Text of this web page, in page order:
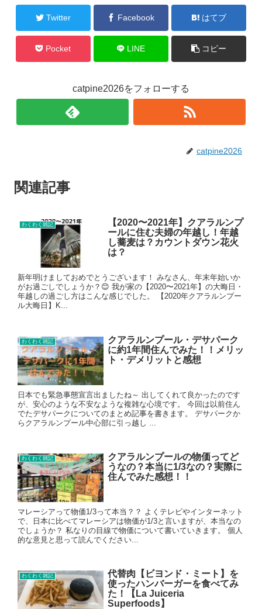
Twitter Facebook はてブ
Pocket LINE コピー
catpine2026をフォローする
catpine2026
関連記事
わくわく雑記
【2020〜2021年】クアラルンプ
ールに住む夫婦の年越し！年越
し蕎麦は？カウントダウン花火
は？
新年明けましておめでとうございます！ みなさん、年末年始いか
がお過ごしでしょうか？😊 我が家の【2020〜2021年】の大晦日・
年越しの過ごし方はこんな感じでした。 【2020年クアラルンプー
ル大晦日】K...
わくわく雑記
クアラルンプール・デサパーク
に約1年間住んでみた！！メリッ
ト・デメリットと感想
日本でも緊急事態宣言出ましたね～ 出してくれて良かったのです
が、安心のような不安なような複雑な心境です。 今回は以前住ん
でたデサパークについてのまとめ記事を書きます。 デサパークか
らクアラルンプール中心部に引っ越し ...
わくわく雑記
クアラルンプールの物価ってど
うなの？本当に1/3なの？実際に
住んでみた感想！！
マレーシアって物価1/3って本当？？ よくテレビやインターネット
で、日本に比べてマレーシアは物価が1/3と言いますが、本当なの
でしょうか？ 私なりの目線で物価について書いていきます。 個人
的な意見と思って読んでください...
わくわく雑記
代替肉【ビヨンド・ミート】を
使ったハンバーガーを食べてみ
た！【La Juiceria
Superfoods】